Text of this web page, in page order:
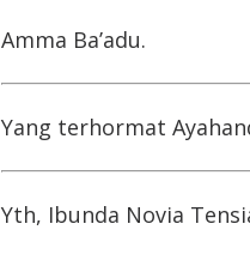
Amma Ba’adu.
Yang terhormat
Yth, Ibunda Novia